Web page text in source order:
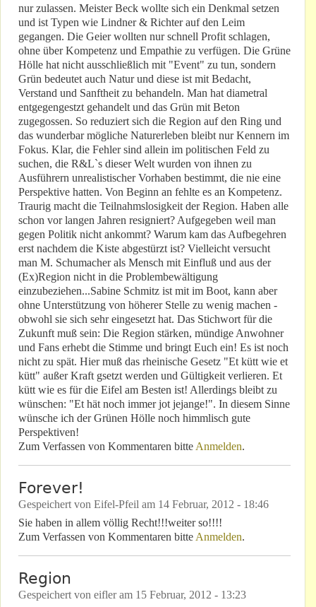
nur zulassen. Meister Beck wollte sich ein Denkmal setzen
und ist Typen wie Lindner & Richter auf den Leim
gegangen. Die Geier wollten nur schnell Profit schlagen,
ohne über Kompetenz und Empathie zu verfügen. Die Grüne
Hölle hat nicht ausschließlich mit "Event" zu tun, sondern
Grün bedeutet auch Natur und diese ist mit Bedacht,
Verstand und Sanftheit zu behandeln. Man hat diametral
entgegengestzt gehandelt und das Grün mit Beton
zugegossen. So reduziert sich die Region auf den Ring und
das wunderbar mögliche Naturerleben bleibt nur Kennern im
Fokus. Klar, die Fehler sind allein im politischen Feld zu
suchen, die R&L`s dieser Welt wurden von ihnen zu
Ausführern unrealistischer Vorhaben bestimmt, die nie eine
Perspektive hatten. Von Beginn an fehlte es an Kompetenz.
Traurig macht die Teilnahmslosigkeit der Region. Haben alle
schon vor langen Jahren resigniert? Aufgegeben weil man
gegen Politik nicht ankommt? Warum kam das Aufbegehren
erst nachdem die Kiste abgestürzt ist? Vielleicht versucht
man M. Schumacher als Mensch mit Einfluß und aus der
(Ex)Region nicht in die Problembewältigung
einzubeziehen...Sabine Schmitz ist mit im Boot, kann aber
ohne Unterstützung von höherer Stelle zu wenig machen -
obwohl sie sich sehr eingesetzt hat. Das Stichwort für die
Zukunft muß sein: Die Region stärken, mündige Anwohner
und Fans erhebt die Stimme und bringt Euch ein! Es ist noch
nicht zu spät. Hier muß das rheinische Gesetz "Et kütt wie et
kütt" außer Kraft gsetzt werden und Gültigkeit verlieren. Et
kütt wie es für die Eifel am Besten ist! Allerdings bleibt zu
wünschen: "Et hät noch immer jot jejange!". In diesem Sinne
wünsche ich der Grünen Hölle noch himmlisch gute
Perspektiven!
Zum Verfassen von Kommentaren bitte Anmelden.
Forever!
Gespeichert von Eifel-Pfeil am 14 Februar, 2012 - 18:46
Sie haben in allem völlig Recht!!!weiter so!!!!
Zum Verfassen von Kommentaren bitte Anmelden.
Region
Gespeichert von eifleram 15 Februar, 2012 - 13:23